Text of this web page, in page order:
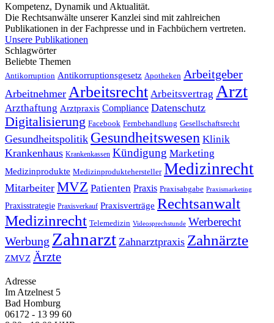
Kompetenz, Dynamik und Aktualität.
Die Rechtsanwälte unserer Kanzlei sind mit zahlreichen
Publikationen in der Fachpresse und in Fachbüchern vertreten.
Unsere Publikationen
Schlagwörter
Beliebte Themen
Antikorruption Antikorruptionsgesetz Apotheken Arbeitgeber
Arbeitnehmer Arbeitsrecht Arbeitsvertrag Arzt
Arzthaftung Arztpraxis Compliance Datenschutz
Digitalisierung Facebook Fernbehandlung Gesellschaftsrecht
Gesundheitspolitik Gesundheitswesen Klinik
Krankenhaus Krankenkassen Kündigung Marketing
Medizinprodukte Medizinproduktehersteller Medizinrecht
Mitarbeiter MVZ Patienten Praxis Praxisabgabe Praxismarketing
Praxisstrategie Praxisverkauf Praxisverträge Rechtsanwalt
Medizinrecht Telemedizin Videosprechstunde Werberecht
Werbung Zahnarzt Zahnarztpraxis Zahnärzte
ZMVZ Ärzte
Adresse
Im Atzelnest 5
Bad Homburg
06172 - 13 99 60